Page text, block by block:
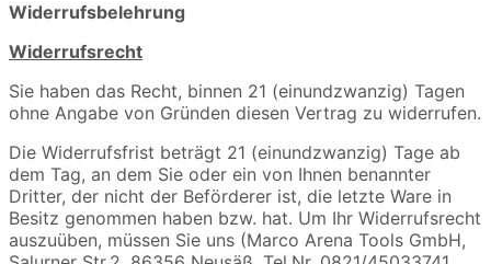
Widerrufsbelehrung
Widerrufsrecht
Sie haben das Recht, binnen 21 (einundzwanzig) Tagen
ohne Angabe von Gründen diesen Vertrag zu widerrufen.
Die Widerrufsfrist beträgt 21 (einundzwanzig) Tage ab
dem Tag, an dem Sie oder ein von Ihnen benannter
Dritter, der nicht der Beförderer ist, die letzte Ware in
Besitz genommen haben bzw. hat. Um Ihr Widerrufsrecht
auszuüben, müssen Sie uns (Marco Arena Tools GmbH,